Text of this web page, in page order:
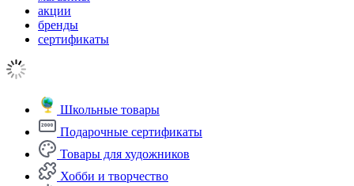
акции
бренды
сертификаты
Школьные товары
Подарочные сертификаты
Товары для художников
Хобби и творчество